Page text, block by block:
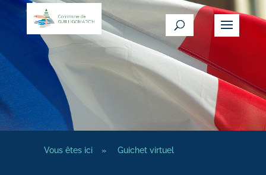
Vous êtes ici » Guichet virtuel